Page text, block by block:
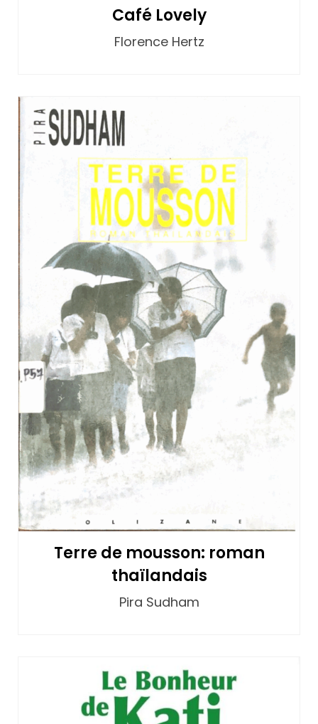
Café Lovely
Florence Hertz
Terre de mousson: roman
thaïlandais
Pira Sudham